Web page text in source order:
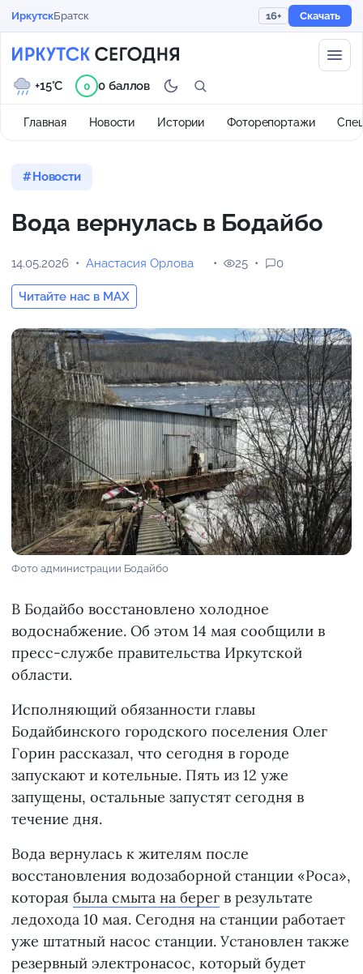
ИркутскБратск 16+ Скачать
Главная Новости Истории Фоторепортажи
+15°C 0 0 баллов
Новости
Вода вернулась в Бодайбо
14.05.2026 Анастасия Орлова
Читайте нас в MAX
25 0
Фото администрации Бодайбо
В Бодайбо восстановлено холодное
водоснабжение. Об этом 14 мая сообщили в
пресс-службе правительства Иркутской
области.
Исполняющий обязанности главы
Бодайбинского городского поселения Олег
Горин рассказал, что сегодня в городе
запускают и котельные. Пять из 12 уже
запущены, остальные запустят сегодня в
течение дня.
Вода вернулась к жителям после
восстановления водозаборной станции «Роса»,
которая была смыта на берег в результате
ледохода 10 мая. Сегодня на станции работает
уже штатный насос станции. Установлен также
резервный электронасос, который будет